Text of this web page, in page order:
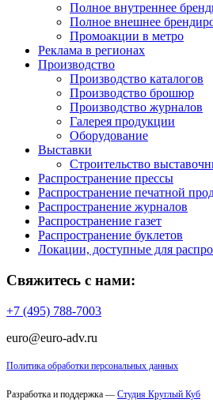
Полное внутреннее
Полное внешнее
Промоакции в метро
Реклама в регионах
Производство
Производство каталогов
Производство брошюр
Производство журналов
Галерея продукции
Оборудование
Выставки
Строительство
Распространение прессы
Распространение печатной
Распространение журналов
Распространение газет
Распространение буклетов
Локации, доступные для
Свяжитесь с нами:
+7 (495) 788-7003
euro@euro-adv.ru
Политика обработки персональных данных
Разработка и поддержка — Студия Круглый Куб